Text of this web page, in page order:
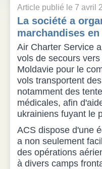
Article publié le 7 avril
La société a
marchandises
Air Charter Service
vols de secours
Moldavie pour le
vols transportent
notamment des
médicales, afin
ukrainiens fuyant le
ACS dispose d'une
a non seulement
des opérations
à divers camps